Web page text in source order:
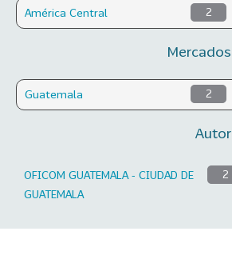
América Central 2
Mercados
Guatemala 2
Autor
OFICOM GUATEMALA - CIUDAD DE
GUATEMALA
2